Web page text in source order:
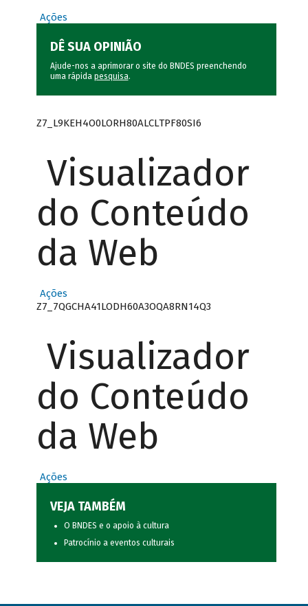
Ações
DÊ SUA OPINIÃO
Ajude-nos a aprimorar o site do BNDES preenchendo
uma rápida pesquisa.
Z7_L9KEH4O0LORH80ALCLTPF80SI6
Visualizador
do Conteúdo
da Web
Ações
Z7_7QGCHA41LODH60A3OQA8RN14Q3
Visualizador
do Conteúdo
da Web
Ações
VEJA TAMBÉM
O BNDES e o apoio à cultura
Patrocínio a eventos culturais